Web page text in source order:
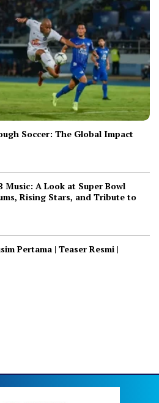
Soccer: The Global Impact
Music: A Look at Super Bowl
Rising Stars, and Tribute to
Pertama | Teaser Resmi |